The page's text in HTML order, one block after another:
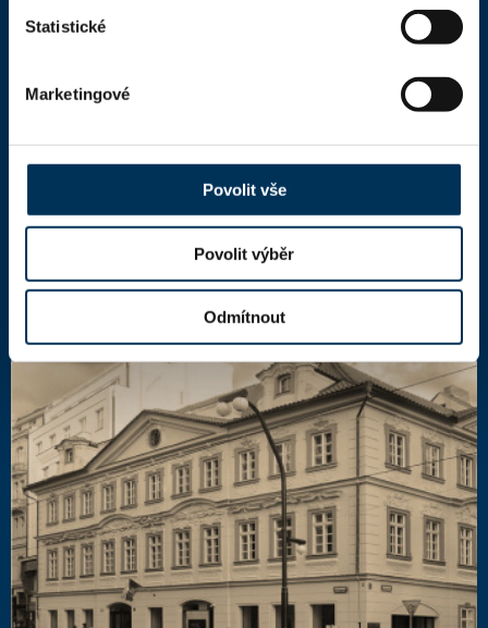
Statistické
Marketingové
Povolit vše
Povolit výběr
Odmítnout
Kontaktní informace
Kaňkův palác
110 00 Praha 1,mapa
Další kontakty